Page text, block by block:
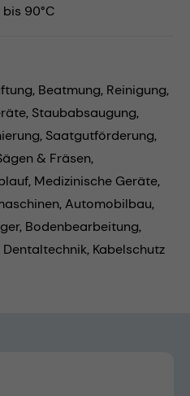
90°C
Beatmung, Reinigung,
Staubabsaugung,
Saatgutförderung,
& Fräsen,
Medizinische Geräte,
Automobilbau,
Bodenbearbeitung,
Dentaltechnik, Kabelschutz